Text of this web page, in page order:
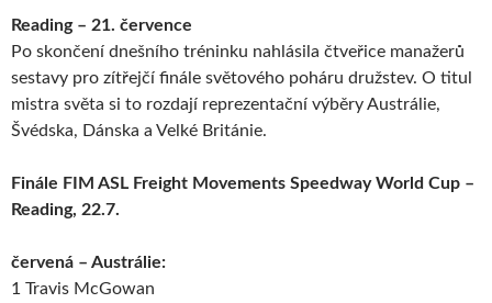
Reading – 21. července
Po skončení dnešního tréninku nahlásila čtveřice manažerů
sestavy pro zítřejčí finále světového poháru družstev. O titul
mistra světa si to rozdají reprezentační výběry Austrálie,
Švédska, Dánska a Velké Británie.
Finále FIM ASL Freight Movements Speedway World Cup –
Reading, 22.7.
červená – Austrálie:
1 Travis McGowan